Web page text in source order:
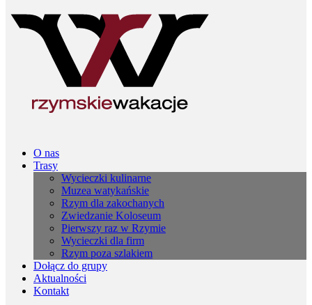
O nas
Trasy
Wycieczki kulinarne
Muzea watykańskie
Rzym dla zakochanych
Zwiedzanie Koloseum
Pierwszy raz w Rzymie
Wycieczki dla firm
Rzym poza szlakiem
Dołącz do grupy
Aktualności
Kontakt